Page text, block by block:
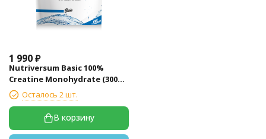
1 990₽
Nutriversum Basic 100%
Creatine Monohydrate (300
гр) Осталось 2 шт.
В корзину